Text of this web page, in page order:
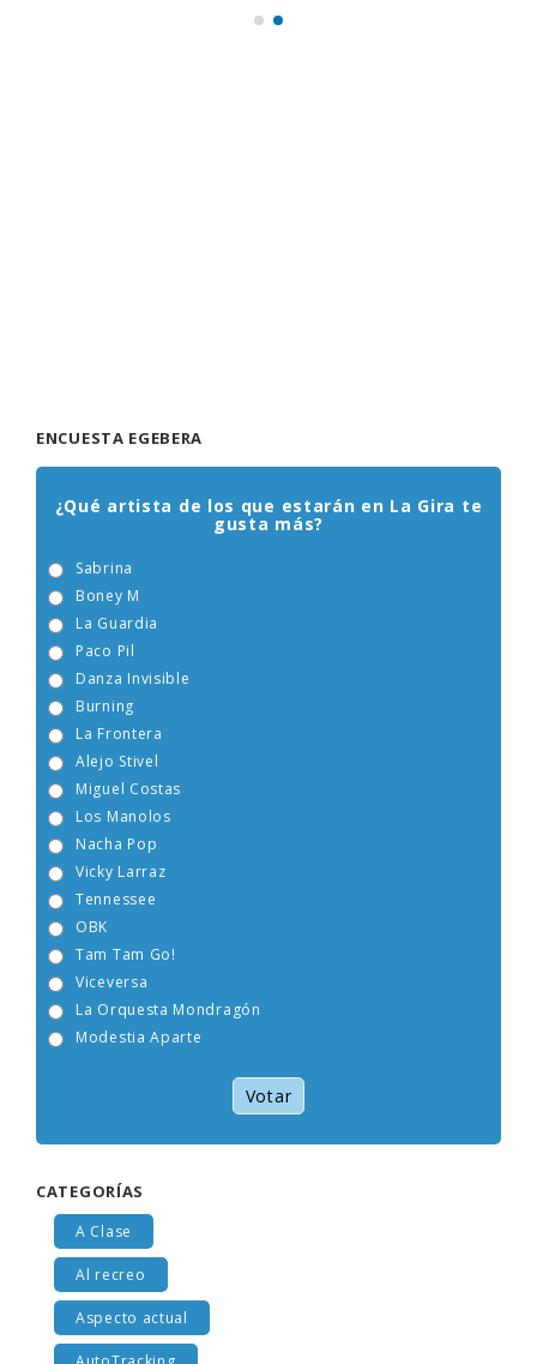
¿Qué artista de los que estarán en La Gira te
gusta más?
Boney M
Burning
Alejo Stivel
Miguel Costas
Nacha Pop
Vicky Larraz
La Orquesta Mondragón
Modestia Aparte
Votar
A Clase
Al recreo
Aspecto actual